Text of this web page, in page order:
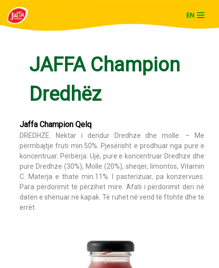
Skip
EN
JAFFA Champion
Dredhëz
Jaffa Champion Qelq
DREDHZË. Nektar i dendur Dredhze dhe molle. – Me
përmbajtje fruti min.50%. Pjesërisht e prodhuar nga pure e
koncentruar. Përbërja: Ujë, pure e koncentruar Dredhze dhe
pure Dredhze (30%), Molle (20%), sheqer, limontos, Vitamin
C. Materja e thatë min.11%. I pasterizuar, pa konzervues.
Para përdorimit të përzihet mire. Afati i përdorimit deri në
datën e shënuar në kapak. Të ruhet në vend të ftohtë dhe të
errët.